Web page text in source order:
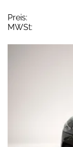
Preis:
MWSt: